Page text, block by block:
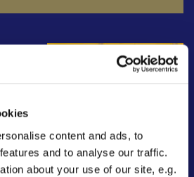
content and ads, to
and to analyse our traffic.
about your use of our site, e.g.